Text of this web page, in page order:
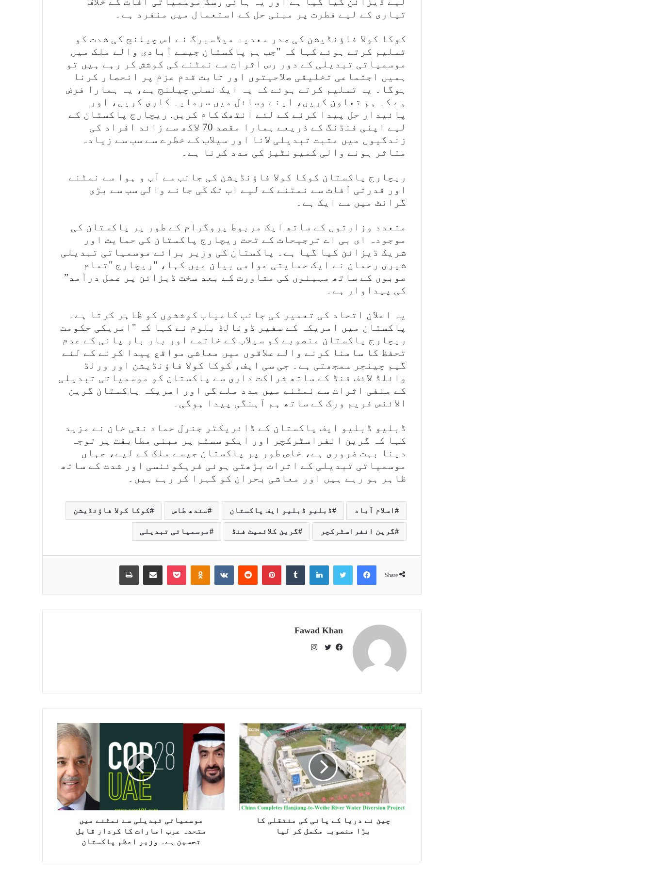
تیاری کے لیے فطرت پر مبنی حل کے استعمال میں منفرد ہے۔
کوکا کولا فاؤنڈیشن کی صدر سعدیہ میڈسبرگ نے اس چیلنج کی شدت کو
تسلیم کرتے ہوئے کہا کہ "جب ہم پاکستان جیسے آبادی والے ملک میں
موسمیاتی تبدیلی کے دور رس اثرات سے نمٹنے کی کوشش کر رہے ہیں تو
ہمیں اجتماعی تخلیقی صلاحیتوں اور ثابت قدم عزم پر انحصار کرنا
ہوگا۔ یہ تسلیم کرتے ہوئے کہ یہ ایک نسلی چیلنج ہے، یہ ہمارا فرض
ہے کہ ہم تعاون کریں، اپنے وسائل میں سرمایہ کاری کریں، اور
پائیدار حل پیدا کرنے کے لئے انتھک کام کریں. ریچارج پاکستان کے
لیے اپنی فنڈنگ کے ذریعے ہمارا مقصد 70 لاکھ سے زائد افراد کی
زندگیوں میں مثبت تبدیلی لانا اور سیلاب کے خطرے سے سب سے زیادہ
متاثر ہونے والی کمیونٹیز کی مدد کرنا ہے۔
ریچارج پاکستان کوکا کولا فاؤنڈیشن کی جانب سے آب و ہوا سے نمٹنے
اور قدرتی آفات سے نمٹنے کے لیے اب تک کی جانے والی سب سے بڑی
گرانٹ میں سے ایک ہے۔
متعدد وزارتوں کے ساتھ ایک مربوط پروگرام کے طور پر پاکستان کی
موجودہ ای بی اے ترجیحات کے تحت ریچارج پاکستان کی حمایت اور
شریک ڈیزائن کیا گیا ہے۔ پاکستان کی وزیر برائے موسمیاتی تبدیلی
شیری رحمان نے ایک حمایتی عوامی بیان میں کہا، "ریچارج "تمام
صوبوں کے ساتھ مہینوں کی مشاورت کے بعد سخت ڈیزائن پر عمل درآمد”
کی پیداوار ہے۔
یہ اعلان اتحاد کی تعمیر کی جانب کامیاب کوششوں کو ظاہر کرتا ہے۔
پاکستان میں امریکہ کے سفیر ڈونالڈ بلوم نے کہا کہ "امریکی حکومت
ریچارج پاکستان منصوبے کو سیلاب کے خاتمے اور بار بار پانی کے عدم
تحفظ کا سامنا کرنے والے علاقوں میں معاشی مواقع پیدا کرنے کے لئے
گیم چینجر سمجھتی ہے۔ جی سی ایف، کوکا کولا فاؤنڈیشن اور ورلڈ
وائلڈ لائف فنڈ کے ساتھ شراکت داری سے پاکستان کو موسمیاتی تبدیلی
کے منفی اثرات سے نمٹنے میں مدد ملے گی اور امریکہ پاکستان گرین
الائنس فریم ورک کے ساتھ ہم آہنگی پیدا ہوگی۔
ڈبلیو ڈبلیو ایف پاکستان کے ڈائریکٹر جنرل حماد نقی خان نے مزید
کہا کہ گرین انفراسٹرکچر اور ایکو سسٹم پر مبنی مطابقت پر توجہ
دینا بہت ضروری ہے، خاص طور پر پاکستان جیسے ملک کے لیے، جہاں
موسمیاتی تبدیلی کے اثرات بڑھتی ہوئی فریکوئنسی اور شدت کے ساتھ
ظاہر ہو رہے ہیں اور معاشی بحران کو گہرا کر رہے ہیں۔
اسلام آباد ڈبلیو ڈبلیو ایف پاکستان سندھ طاس کوکا کولا فاؤنڈیشن
گرین انفراسٹرکچر گرین کلائمیٹ فنڈ موسمیاتی تبدیلی
Share
Facebook
LinkedIn
Fawad Khan
e
b
o
k
t
t
r
a
a
m
چین نے دریا کے پانی کی منتقلی کا
بڑا منصوبہ مکمل کر لیا
موسمیاتی تبدیلی سے نمٹنے میں
متحدہ عرب امارات کا کردار قابل
تحسین ہے۔ وزیر اعظم پاکستان